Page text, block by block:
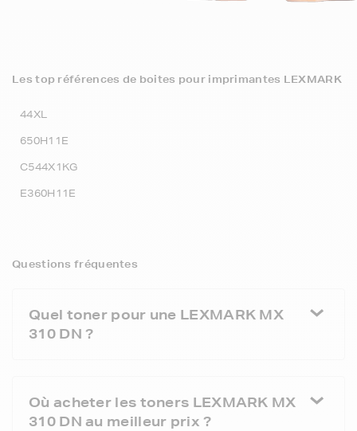
Les top références de boites pour imprimantes LEXMARK
44XL
650H11E
C544X1KG
E360H11E
Questions fréquentes
Quel toner pour une LEXMARK MX
310 DN ?
Où acheter les toners LEXMARK MX
310 DN au meilleur prix ?